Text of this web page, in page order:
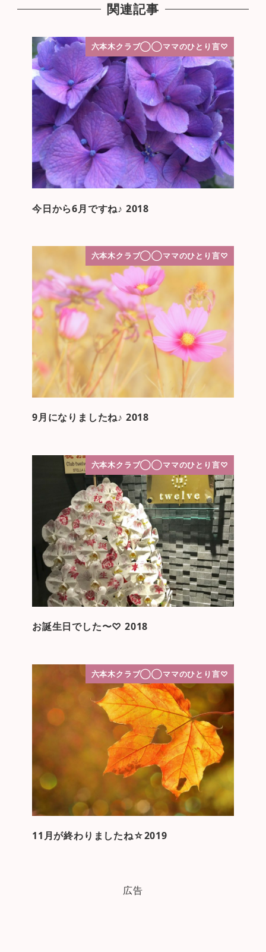
関連記事
六本木クラブ◯◯ママのひとり言♡
今日から6月ですね♪ 2018
六本木クラブ◯◯ママのひとり言♡
9月になりましたね♪ 2018
六本木クラブ◯◯ママのひとり言♡
お誕生日でした〜♡ 2018
六本木クラブ◯◯ママのひとり言♡
11月が終わりましたね☆2019
広告